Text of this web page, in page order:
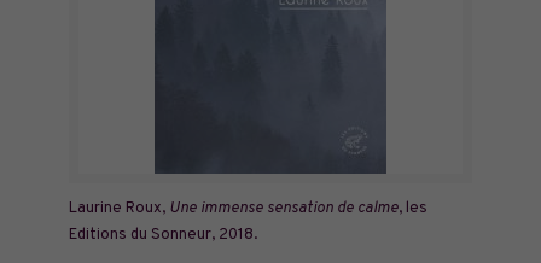
Laurine Roux, Une immense sensation de calme, les
Editions du Sonneur, 2018.